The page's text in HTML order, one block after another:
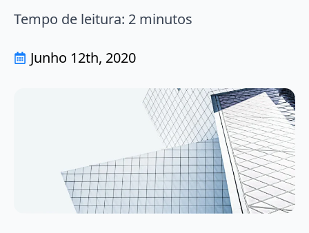
Tempo de leitura: 2 minutos
Junho 12th, 2020